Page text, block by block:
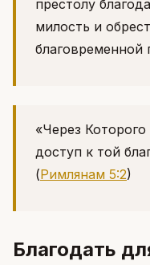
престолу
милость и
«Через
доступ к той
(Римлянам 5:2)
Благодать